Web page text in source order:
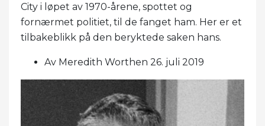
City i løpet av 1970-årene, spottet og
fornærmet politiet, til de fanget ham. Her er et
tilbakeblikk på den beryktede saken hans.
Av Meredith Worthen 26. juli 2019